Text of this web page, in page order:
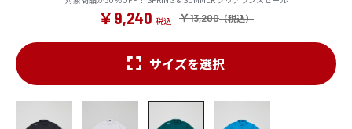
￥13,200
￥9,240
サイズを選択